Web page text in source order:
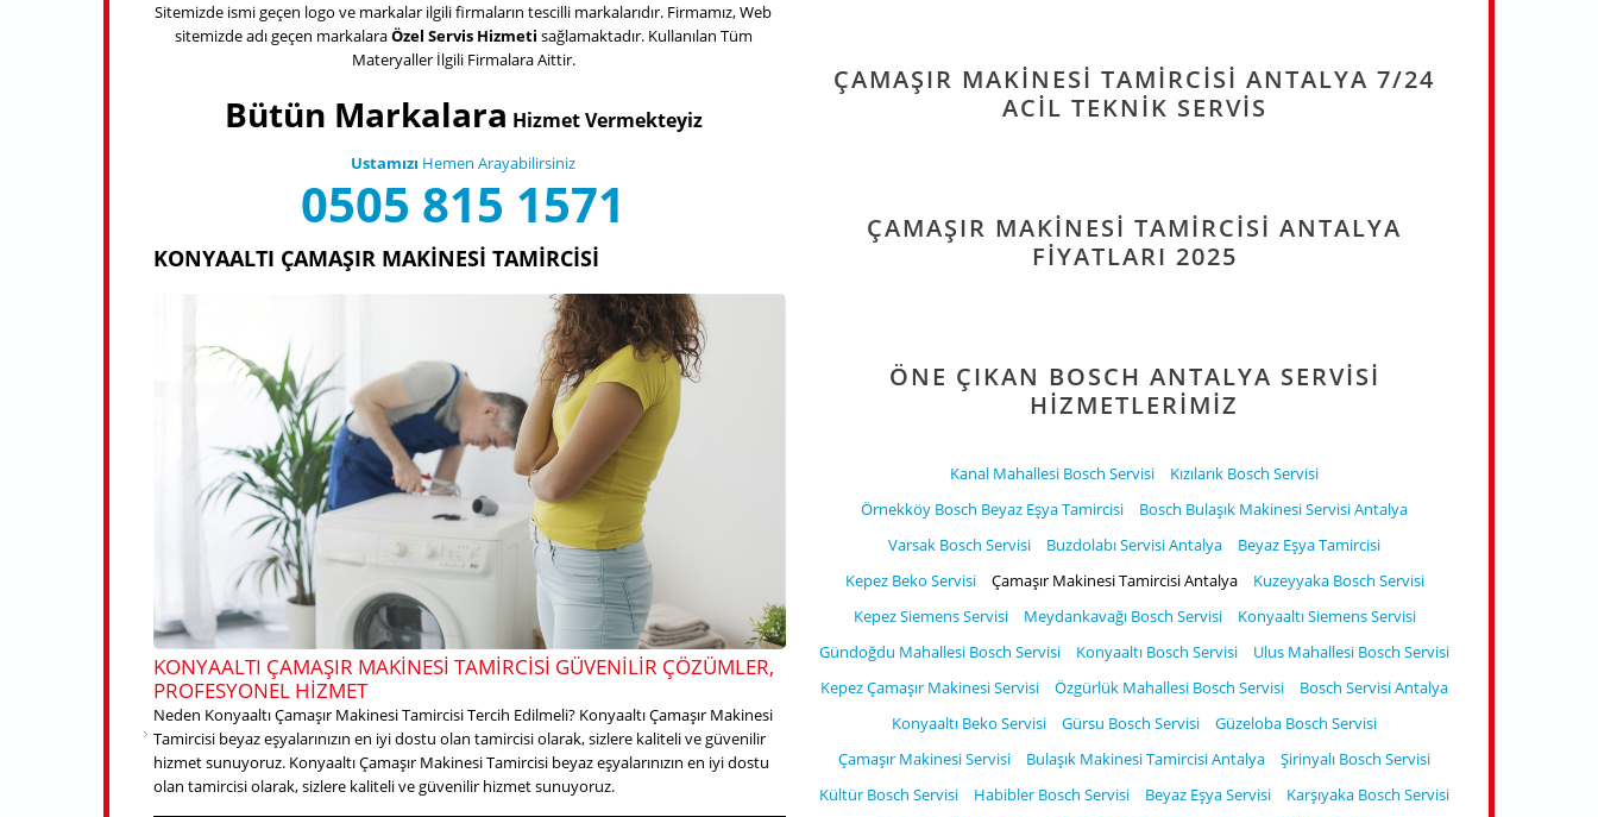
Sitemizde ismi geçen logo ve markalar ilgili firmaların tescilli markalarıdır. Firmamız, Web
sitemizde adı geçen markalaraÖzel Servis Hizmeti sağlamaktadır. Kullanılan Tüm
Materyaller İlgili Firmalara Aittir.
Bütün Markalara Hizmet Vermekteyiz
Ustamızı Hemen Arayabilirsiniz
0505 815 1571
KONYAALTI ÇAMAŞIR MAKINESI TAMIRCISI
KONYAALTI ÇAMAŞIR MAKINESI TAMIRCISI GÜVENILIR ÇÖZÜMLER,
PROFESYONEL HIZMET
Neden Konyaaltı Çamaşır Makinesi Tamircisi Tercih Edilmeli? Konyaaltı Çamaşır Makinesi
Tamircisi beyaz eşyalarınızın en iyi dostu olan tamircisi olarak, sizlere kaliteli ve güvenilir
hizmet sunuyoruz. Konyaaltı Çamaşır Makinesi Tamircisi beyaz eşyalarınızın en iyi dostu
olan tamircisi olarak, sizlere kaliteli ve güvenilir hizmet sunuyoruz.
ÇAMAŞIR MAKINESI TAMIRCISI ANTALYA 7/24
ACIL TEKNIK SERVIS
ÇAMAŞIR MAKINESI TAMIRCISI ANTALYA
FIYATLARI 2025
ÖNE ÇIKAN BOSCH ANTALYA SERVISI
HIZMETLERIMIZ
Kanal Mahallesi Bosch Servisi
Kızılarık Bosch Servisi
Örnekköy Bosch Beyaz Eşya Tamircisi
Bosch Bulaşık Makinesi Servisi Antalya
Varsak Bosch Servisi
Buzdolabı Servisi Antalya
Beyaz Eşya Tamircisi
Kepez Beko Servisi
Çamaşır Makinesi Tamircisi Antalya
Kuzeyyaka Bosch Servisi
Kepez Siemens Servisi
Meydankavağı Bosch Servisi
Konyaaltı Siemens Servisi
Gündoğdu Mahallesi Bosch Servisi
Konyaaltı Bosch Servisi
Ulus Mahallesi Bosch Servisi
Kepez Çamaşır Makinesi Servisi
Özgürlük Mahallesi Bosch Servisi
Bosch Servisi Antalya
Konyaaltı Beko Servisi
Gürsu Bosch Servisi
Güzeloba Bosch Servisi
Çamaşır Makinesi Servisi
Bulaşık Makinesi Tamircisi Antalya
Şirinyalı Bosch Servisi
Kültür Bosch Servisi
Habibler Bosch Servisi Beyaz Eşya Servisi
Karşıyaka Bosch Servisi